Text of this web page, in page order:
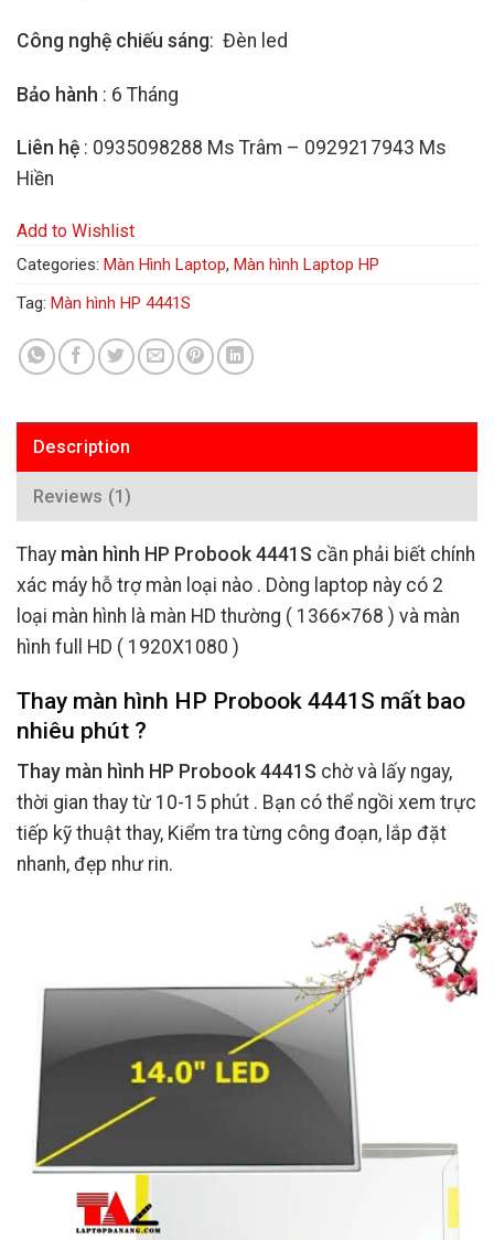
Công nghệ chiếu sáng: Đèn led
Bảo hành : 6 Tháng
Liên hệ : 0935098288 Ms Trâm – 0929217943 Ms
Hiền
Add to Wishlist
Categories: Màn Hình Laptop, Màn hình Laptop HP
Tag: Màn hình HP 4441S
Description
Reviews (1)
Thay màn hình HP Probook 4441S cần phải biết chính
xác máy hỗ trợ màn loại nào . Dòng laptop này có 2
loại màn hình là màn HD thường ( 1366×768 ) và màn
hình full HD ( 1920X1080 )
Thay màn hình HP Probook 4441S mất bao
nhiêu phút ?
Thay màn hình HP Probook 4441S chờ và lấy ngay,
thời gian thay từ 10-15 phút . Bạn có thể ngồi xem trực
tiếp kỹ thuật thay, Kiểm tra từng công đoạn, lắp đặt
nhanh, đẹp như rin.